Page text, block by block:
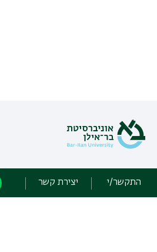
כל הזכויות שמורות: מערך הספריות
אוניברסיטת בר אילן רמת גן 5290002 |
התקשר/י יצירת קשר